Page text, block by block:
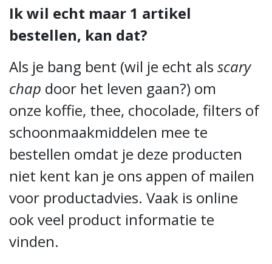
Ik wil echt maar 1 artikel
bestellen, kan dat?
Als je bang bent (wil je echt als scary
chap door het leven gaan?) om
onze koffie, thee, chocolade, filters of
schoonmaakmiddelen mee te
bestellen omdat je deze producten
niet kent kan je ons appen of mailen
voor productadvies. Vaak is online
ook veel product informatie te
vinden.